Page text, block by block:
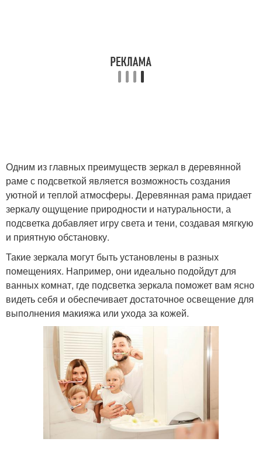
Зеркало в комнате Зеркала в зависимости
Зеркало в небольших
комнатах
Одним из главных преимуществ зеркал в деревянной
раме с подсветкой является возможность создания
уютной и теплой атмосферы. Деревянная рама придает
зеркалу ощущение природности и натуральности, а
подсветка добавляет игру света и тени, создавая мягкую
и приятную обстановку.
Такие зеркала могут быть установлены в разных
помещениях. Например, они идеально подойдут для
ванных комнат, где подсветка зеркала поможет вам ясно
видеть себя и обеспечивает достаточное освещение для
выполнения макияжа или ухода за кожей.